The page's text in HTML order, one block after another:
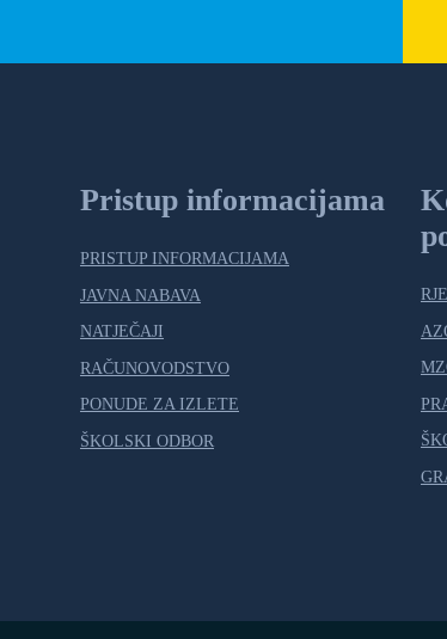
Pristup informacijama
PRISTUP INFORMACIJAMA
JAVNA NABAVA
NATJEČAJI
RAČUNOVODSTVO
PONUDE ZA IZLETE
ŠKOLSKI ODBOR